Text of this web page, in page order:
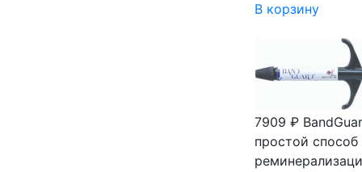
В корзину
7909 ₽
простой